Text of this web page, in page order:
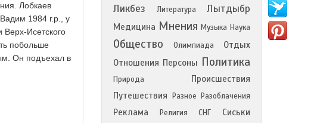
Лобкаев
1984 г.р., у
Верх-Исетского
побольше
Он подъехал в
Ликбез
Литература Лытдыбр
Медицина Мнения Музыка Наука
Общество Олимпиада
Отдых
Отношения Персоны Политика
Природа
Происшествия
Путешествия
Разное Разоблачения
Реклама Религия СНГ
Сиськи